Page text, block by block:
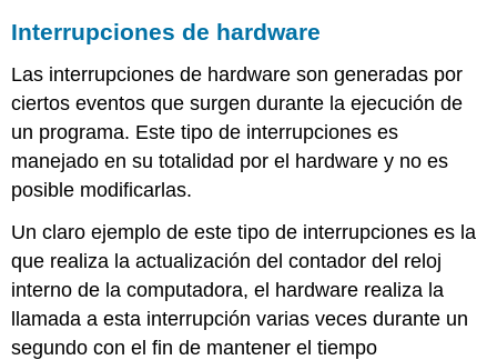
Interrupciones de hardware
Las interrupciones de hardware son generadas por
ciertos eventos que surgen durante la ejecución de
un programa. Este tipo de interrupciones es
manejado en su totalidad por el hardware y no es
posible modificarlas.
Un claro ejemplo de este tipo de interrupciones es la
que realiza la actualización del contador del reloj
interno de la computadora, el hardware realiza la
llamada a esta interrupción varias veces durante un
segundo con el fin de mantener el tiempo